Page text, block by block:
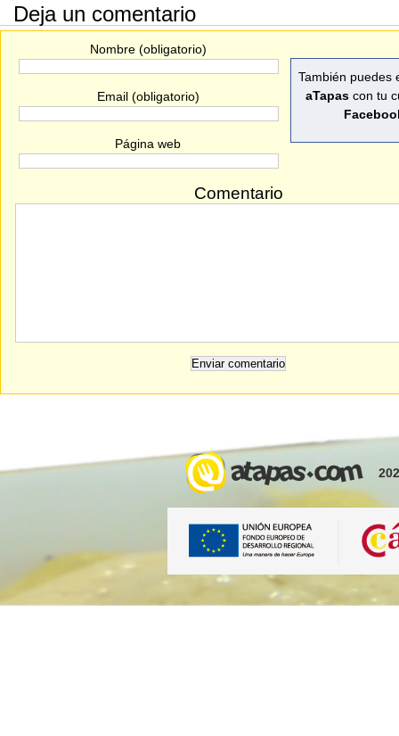
Deja un comentario
Nombre (obligatorio)
Email (obligatorio)
Página web
También puedes
aTapascon tu
Comentario